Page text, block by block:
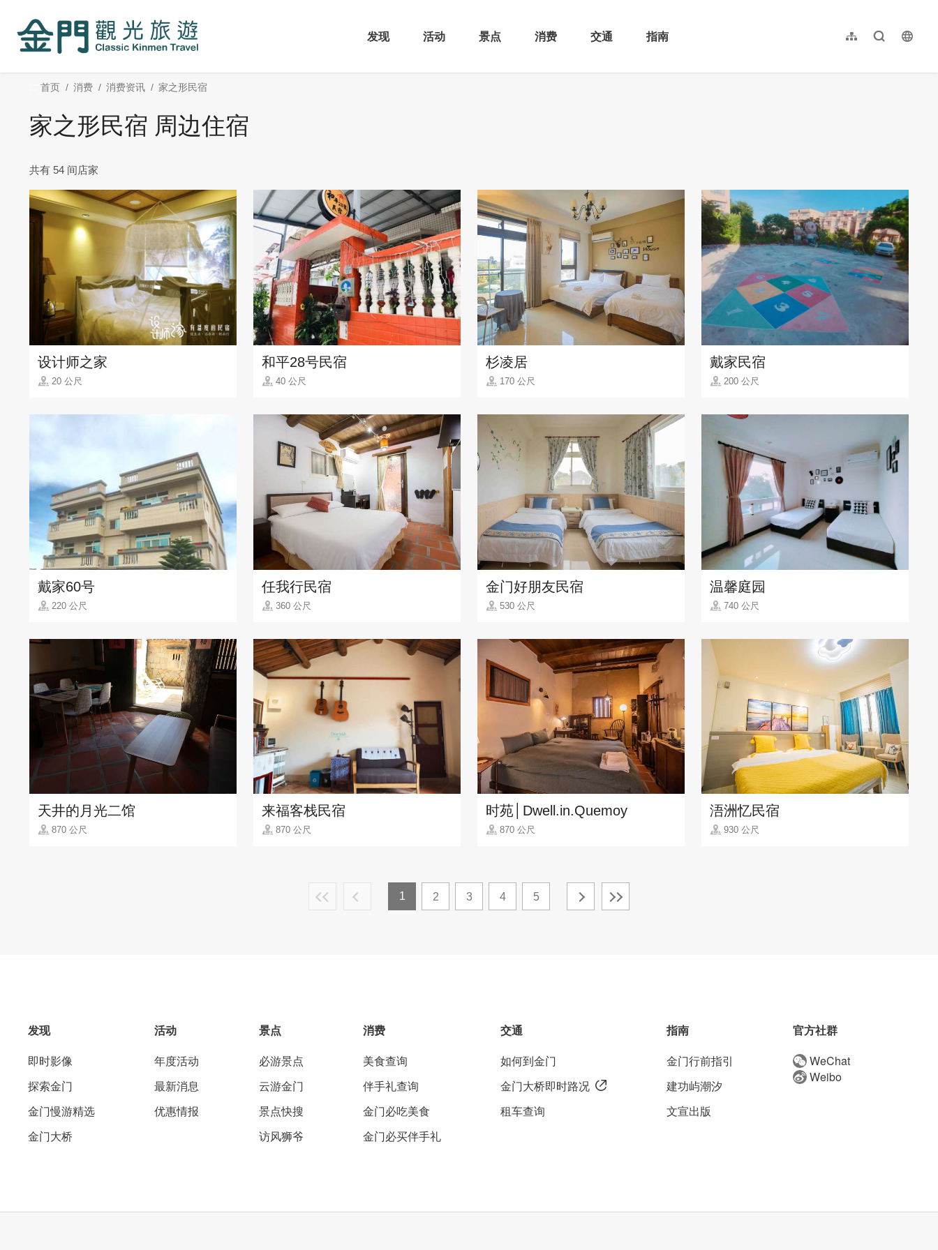
内
发现
活动 景点 消费 交通 指南 网站导览全文检索
繁體中文
首页 消费 消费资讯 家之形民宿
家之形民宿 周边住宿
共有 54 间店家
设计师之家
20 公尺
和平28号民宿
40 公尺
杉凌居
170 公尺
戴家民宿
200 公尺
戴家60号
220 公尺
任我行民宿
360 公尺
金门好朋友民宿
530 公尺
温馨庭园
740 公尺
天井的月光二馆
870 公尺
来福客栈民宿
870 公尺
时苑│Dwell.in.Quemoy
870 公尺
浯洲忆民宿
930 公尺
1 2 3 4 5
发现
即时影像
探索金门
金门慢游精选
金门大桥
活动
年度活动
最新消息
优惠情报
景点
必游景点
云游金门
景点快搜
访风狮爷
消费
美食查询
伴手礼查询
金门必吃美食
金门必买伴手礼
交通
如何到金门
金门大桥即时路况
租车查询
指南
金门行前指引
建功屿潮汐
文宣出版
官方社群
WeChat
Weibo